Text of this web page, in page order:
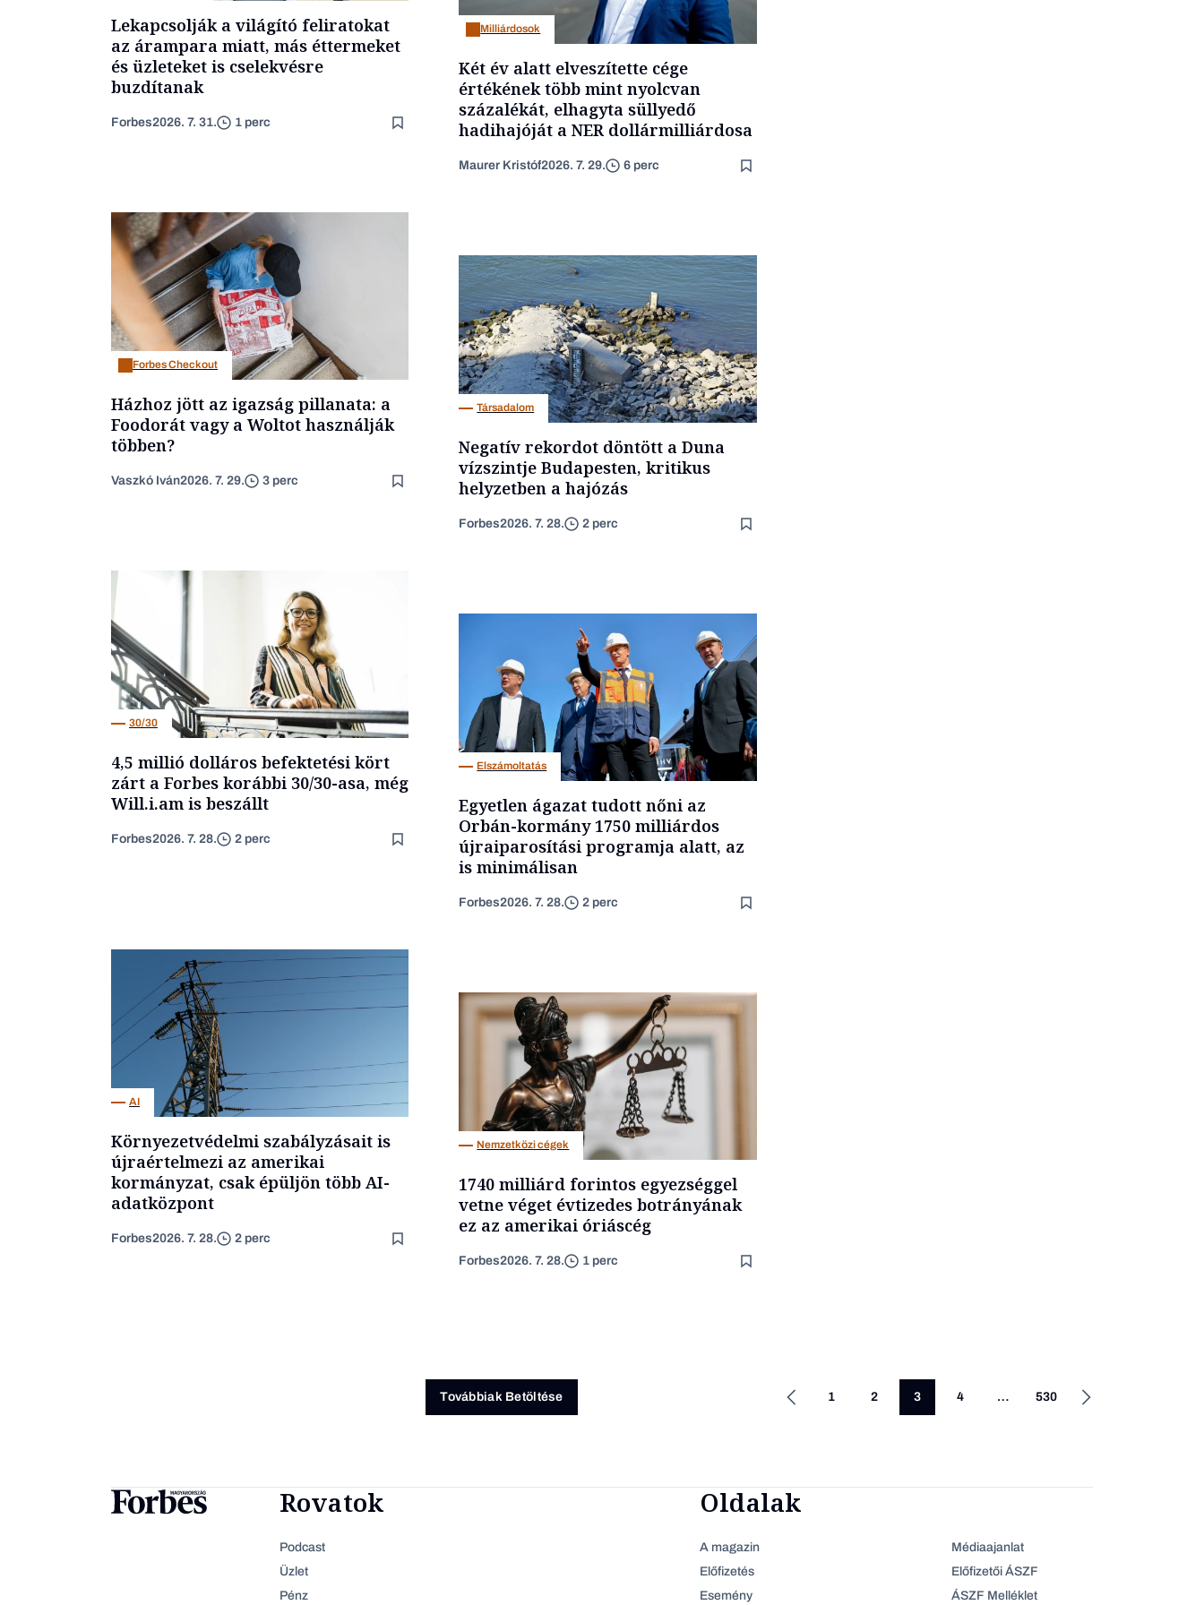
Lekapcsolják a világító feliratokat
az árampara miatt, más éttermeket
és üzleteket is cselekvésre
buzdítanak
Forbes2026. 7. 31. 1 perc
Milliárdosok
Két év alatt elveszítette cége
értékének több mint nyolcvan
százalékát, elhagyta süllyedő
hadihajóját a NER dollármilliárdosa
Maurer Kristóf2026. 7. 29. 6 perc
Forbes Checkout
Házhoz jött az igazság pillanata: a
Foodorát vagy a Woltot használják
többen?
Vaszkó Iván2026. 7. 29. 3 perc
Társadalom
Negatív rekordot döntött a Duna
vízszintje Budapesten, kritikus
helyzetben a hajózás
Forbes2026. 7. 28. 2 perc
30/30
4,5 millió dolláros befektetési kört
zárt a Forbes korábbi 30/30-asa, még
Will.i.am is beszállt
Forbes2026. 7. 28. 2 perc
Elszámoltatás
Egyetlen ágazat tudott nőni az
Orbán-kormány 1750 milliárdos
újraiparosítási programja alatt, az
is minimálisan
Forbes2026. 7. 28. 2 perc
AI
Környezetvédelmi szabályzásait is
újraértelmezi az amerikai
kormányzat, csak épüljön több AI-
adatközpont
Forbes2026. 7. 28. 2 perc
Nemzetközi cégek
1740 milliárd forintos egyezséggel
vetne véget évtizedes botrányának
ez az amerikai óriáscég
Forbes2026. 7. 28. 1 perc
Továbbiak Betöltése 1 2 3 4 … 530
Rovatok
Podcast
Üzlet
Pénz
Oldalak
A magazin
Előfizetés
Esemény
Médiaajanlat
Előfizetői ÁSZF
ÁSZF Melléklet